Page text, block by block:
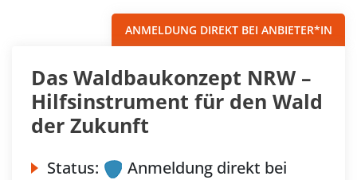
ANMELDUNG DIREKT BEI ANBIETER*IN
Das Waldbaukonzept NRW –
Hilfsinstrument für den Wald
der Zukunft
Status:
Anmeldung direkt bei